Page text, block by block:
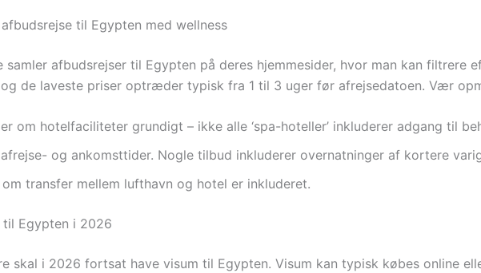
til Egypten med wellness
samler afbudsrejser til Egypten på deres hjemmesider, hvor man kan filtrere
de laveste priser optræder typisk fra 1 til 3 uger før afrejsedatoen. Vær
om hotelfaciliteter grundigt – ikke alle ‘spa-hoteller’ inkluderer adgang til
og ankomsttider. Nogle tilbud inkluderer overnatninger af kortere
om transfer mellem lufthavn og hotel er inkluderet.
Egypten i 2026
skal i 2026 fortsat have visum til Egypten. Visum kan typisk købes online